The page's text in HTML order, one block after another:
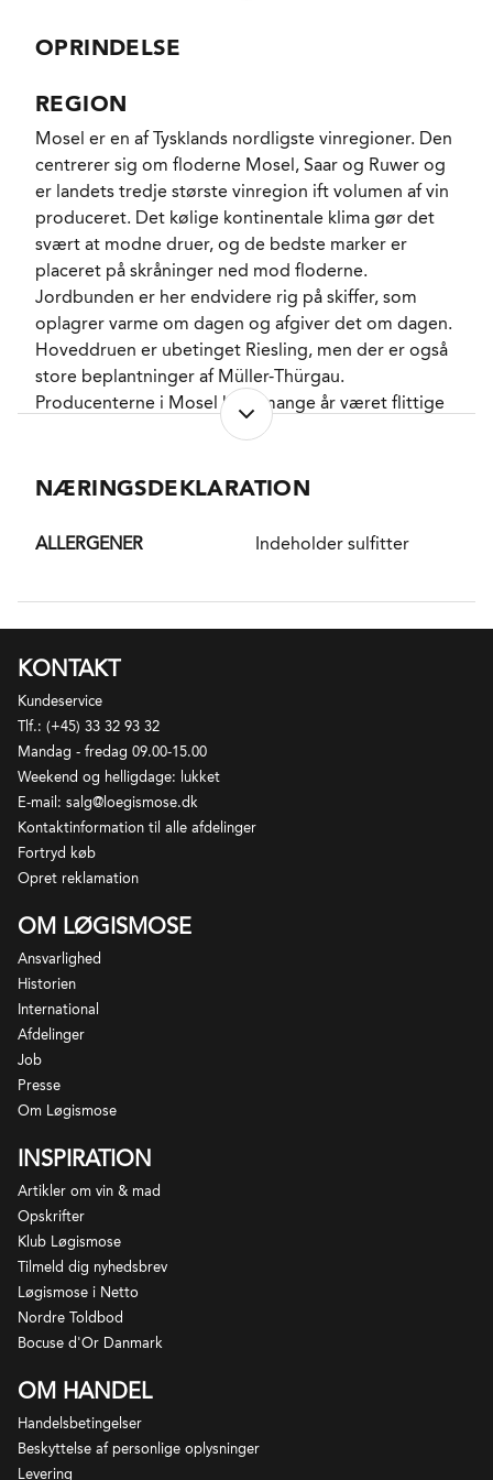
nærheden af 12% alkohol. Herefter følger 6 måneder
i et gammelt 1.000 liters tysk Stückfass inden de 2
En herlig Riesling som med sine fine krydrede noter
både charmerer og lever op til sit ophav. Fornemme
aromaer af mandarin, pint grape, bergamotte og
fersken såvel i næsen som i munden. Mildt
blomstrende og pikant krydret fylde i et
frugtmættet udtryk, som får tilført elegance fra
markant pirrende citrus og fin mineralitet.
En dejlig aperitif og en herlige legekammerat i det
salte køkken, hvor det er oplagt at tænke på sushi
eller på fisk og skaldyr med masser af krydderier i
grænser.
OPRINDELSE
REGION
Mosel er en af Tysklands nordligste vinregioner. Den
centrerer sig om floderne Mosel, Saar og Ruwer og
er landets tredje største vinregion ift volumen af vin
produceret. Det kølige kontinentale klima gør det
svært at modne druer, og de bedste marker er
placeret på skråninger ned mod floderne.
Jordbunden er her endvidere rig på skiffer, som
oplagrer varme om dagen og afgiver det om dagen.
Hoveddruen er ubetinget Riesling, men der er også
store beplantninger af Müller-Thürgau.
Producenterne i Mosel har i mange år været flittige
til at anvende prädikatssystemet i den tyske vinlov,
balanceret af restsødme. I dag ses i stigende grad
"trocken" på etiketten.
NÆRINGSDEKLARATION
ALLERGENER Indeholder sulfitter
KONTAKT
Kundeservice
Tlf.: (+45) 33 32 93 32
Mandag - fredag 09.00-15.00
Weekend og helligdage: lukket
E-mail: salg@loegismose.dk
Kontaktinformation til alle afdelinger
Fortryd køb
Opret reklamation
OM LØGISMOSE
Ansvarlighed
Historien
International
Afdelinger
Job
Presse
Om Løgismose
INSPIRATION
Artikler om vin & mad
Opskrifter
Klub Løgismose
Tilmeld dig nyhedsbrev
Løgismose i Netto
Nordre Toldbod
Bocuse d'Or Danmark
OM HANDEL
Handelsbetingelser
Beskyttelse af personlige oplysninger
Levering